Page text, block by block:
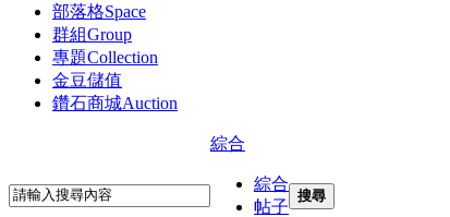
部落格Space
群組Group
專題Collection
金豆儲值
鑽石商城Auction
綜合
綜合
帖子
搜尋